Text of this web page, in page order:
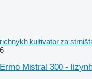
richnykh kultivator za
6
Ermo Mistral 300 -